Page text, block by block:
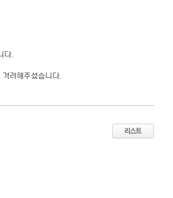
다.
려해주셨습니다.